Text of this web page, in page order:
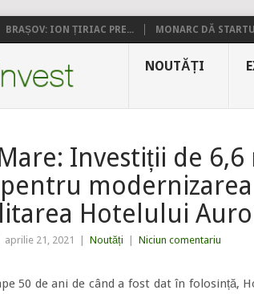
BRAȘOV: ION ȚIRIAC PRE... MONARC DĂ
NOUTĂȚI
Investiții de
Hotelului
aprilie 21, 2021 Noutăți Niciun comentariu
50 de ani de când a fost dat în folosință,